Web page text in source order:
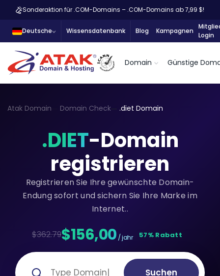
Sonderaktion für .COM-Domains – .COM-Domains ab 7,99 $!
Deutsche Wissensdatenbank Blog Kampagnen
Login
Domain Günstige
Atak Domain Domain Check .diet Domain
.DIET-Domain
registrieren
Registrieren Sie Ihre gewünschte Domain-
Endung sofort und sichern Sie Ihre Marke im
Internet..
$362.79$156,00 / jahr 57% Rabatt
Suchen